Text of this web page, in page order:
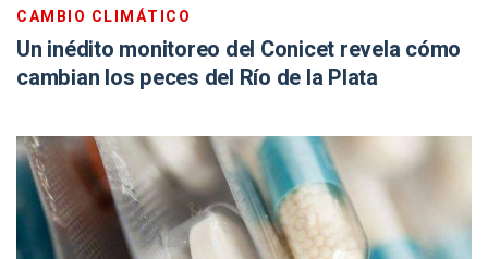
CAMBIO CLIMÁTICO
Un inédito monitoreo del Conicet revela cómo
cambian los peces del Río de la Plata